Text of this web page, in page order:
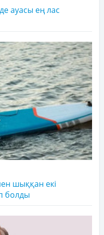
ауасы ең лас
шыққан екі
болды